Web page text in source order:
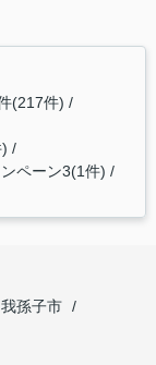
(217件)
ペーン3(1件)
我孫子市